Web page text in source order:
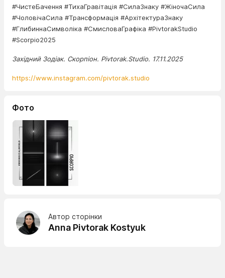
#ЧистеБачення #ТихаГравітація #СилаЗнаку #ЖіночаСила
#ЧоловічаСила #Трансформація #АрхітектураЗнаку
#ГлибиннаСимволіка #СмисловаГрафіка #PivtorakStudio
#Scorpio2025
Західний Зодіак. Скорпіон. Pivtorak.Studio. 17.11.2025
https://www.instagram.com/pivtorak.studio
Фото
Автор сторінки
Anna Pivtorak Kostyuk